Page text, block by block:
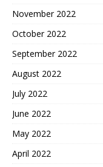
November 2022
October 2022
September 2022
August 2022
July 2022
June 2022
May 2022
April 2022